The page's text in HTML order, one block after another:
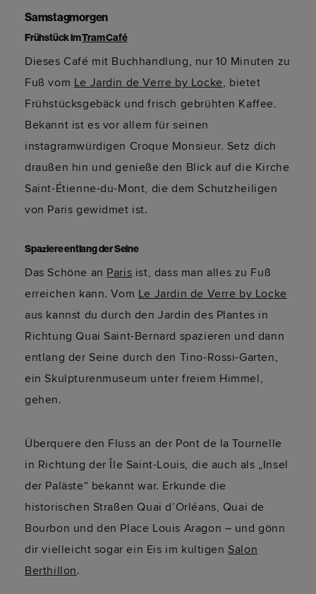
Samstagmorgen
Frühstück imTram Café
Dieses Café mit Buchhandlung, nur 10 Minuten zu
Fuß vom Le Jardin de Verre by Locke, bietet
Frühstücksgebäck und frisch gebrühten Kaffee.
Bekannt ist es vor allem für seinen
instagramwürdigen Croque Monsieur. Setz dich
draußen hin und genieße den Blick auf die Kirche
Saint-Étienne-du-Mont, die dem Schutzheiligen
von Paris gewidmet ist.
Spaziere entlang der Seine
Das Schöne an Paris ist, dass man alles zu Fuß
erreichen kann. Vom Le Jardin de Verre by Locke
aus kannst du durch den Jardin des Plantes in
Richtung Quai Saint-Bernard spazieren und dann
entlang der Seine durch den Tino-Rossi-Garten,
ein Skulpturenmuseum unter freiem Himmel,
gehen.
Überquere den Fluss an der Pont de la Tournelle
in Richtung der Île Saint-Louis, die auch als „Insel
der Paläste“ bekannt war. Erkunde die
historischen Straßen Quai d’Orléans, Quai de
Bourbon und den Place Louis Aragon – und gönn
dir vielleicht sogar ein Eis im kultigen Salon
Berthillon.